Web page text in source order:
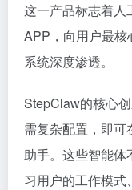
这一产品标志着人
APP，向用户最
系统深度渗透。
StepClaw的核心
需复杂配置，即
助手。这些智能体
习用户的工作模式